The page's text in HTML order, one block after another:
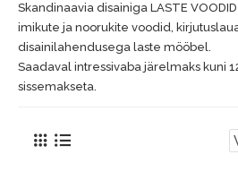
Skandinaavia disainiga LASTE
imikute ja noorukite voodid,
disainilahendusega laste mööbel.
Saadaval intressivaba järelmaks kuni
sissemakseta.